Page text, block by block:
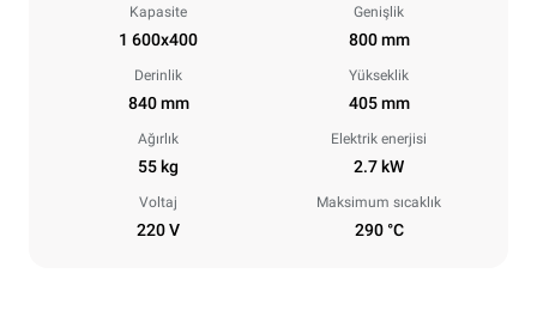
Kapasite
1 600x400
Genişlik
800 mm
Derinlik
840 mm
Yükseklik
405 mm
Ağırlık
55 kg
Elektrik enerjisi
2.7 kW
Voltaj
220 V
Maksimum sıcaklık
290 °C